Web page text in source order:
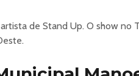
4 Amigos está de volta
de Stand Up. O show no